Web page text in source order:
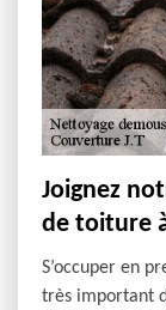
Joignez
de toiture
S’occuper en
très important